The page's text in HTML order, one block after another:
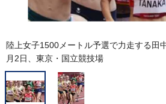
陸上女子1500メートル予選で力走する田
月2日、東京・国立競技場